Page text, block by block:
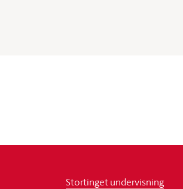
Stortinget undervisning